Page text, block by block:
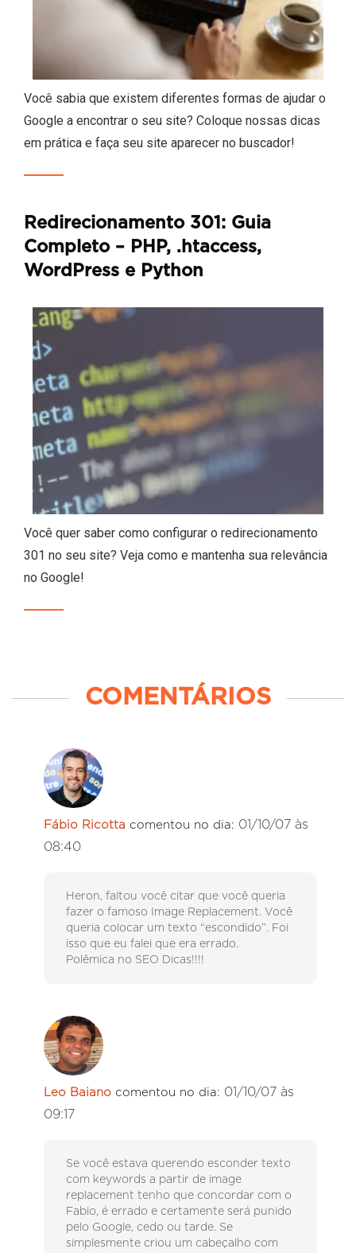
Você sabia que existem diferentes formas de ajudar o
Google a encontrar o seu site? Coloque nossas dicas
em prática e faça seu site aparecer no buscador!
Redirecionamento 301: Guia
Completo – PHP, .htaccess,
WordPress e Python
Você quer saber como configurar o redirecionamento
301 no seu site? Veja como e mantenha sua relevância
no Google!
COMENTÁRIOS
Fábio Ricotta comentou no dia: 01/10/07 às
08:40
Heron, faltou você citar que você queria
fazer o famoso Image Replacement. Você
queria colocar um texto “escondido”. Foi
isso que eu falei que era errado.
Polêmica no SEO Dicas!!!!
Leo Baiano comentou no dia: 01/10/07 às
09:17
Se você estava querendo esconder texto
com keywords a partir de image
replacement tenho que concordar com o
Fabio, é errado e certamente será punido
pelo Google, cedo ou tarde. Se
simplesmente criou um cabeçalho com